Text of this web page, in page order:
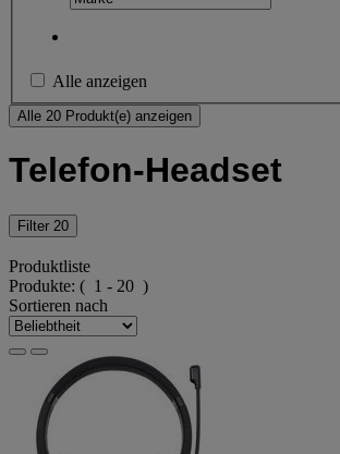
Alle anzeigen
Alle 20 Produkt(e) anzeigen
Telefon-Headset
Filter 20
Produktliste
Produkte: ( 1 - 20 )
Sortieren nach